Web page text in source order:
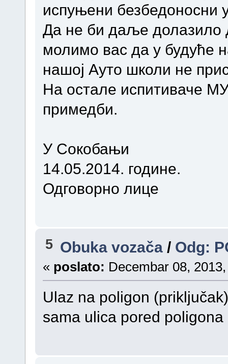
испуњени безбедоносни
Да не би даље долазило
молимо вас да у будуће
нашој Ауто школи не
На остале испитиваче
примедби.
У Сокобањи
14.05.2014. године.
Одговорно лице
5 Obuka vozača / Odg:
« poslato: Decembar 08,
Ulaz na poligon
sama ulica pored